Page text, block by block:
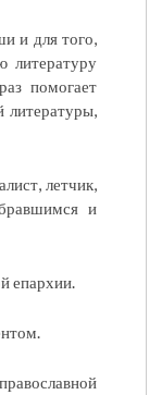
и для того,
литературу
помогает
литературы,
летчик,
и
епархии.